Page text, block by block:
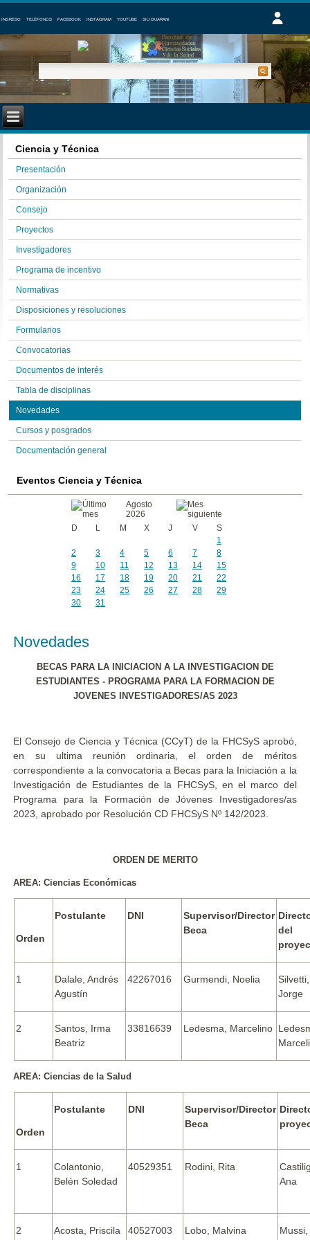
INGRESO TELÉFONOS FACEBOOK INSTAGRAM YOUTUBE SIU GUARANI
Ciencia y Técnica
Presentación
Organización
Consejo
Proyectos
Investigadores
Programa de incentivo
Normativas
Disposiciones y resoluciones
Formularios
Convocatorias
Documentos de interés
Tabla de disciplinas
Novedades
Cursos y posgrados
Documentación general
Eventos Ciencia y Técnica
Agosto
2026
D
L M X J V
S
1
2
3 4 5 6 7
8
9
10 11 12 13 14
15
16
17 18 19 20 21
22
23
24 25 26 27 28
29
30
31
Novedades
BECAS PARA LA INICIACION A LA INVESTIGACION DE
ESTUDIANTES - PROGRAMA PARA LA FORMACION DE
JOVENES INVESTIGADORES/AS 2023
El Consejo de Ciencia y Técnica (CCyT) de la FHCSyS aprobó,
en su ultima reunión ordinaria, el orden de méritos
correspondiente a la convocatoria a Becas para la Iniciación a la
Investigación de Estudiantes de la FHCSyS, en el marco del
Programa para la Formación de Jóvenes Investigadores/as
2023, aprobado por Resolución CD FHCSyS Nº 142/2023.
ORDEN DE MERITO
AREA: Ciencias Económicas
Orden
Postulante DNI
Supervisor/Director
Beca
del
1
Dalale, Andrés
Agustín
42267016 Gurmendi, Noelia
Silvetti,
Jorge
2
Santos, Irma
Beatriz
33816639 Ledesma, Marcelino
AREA: Ciencias de la Salud
Orden
Postulante DNI
Supervisor/Director
Beca
1
Colantonio,
Belén Soledad
40529351 Rodini, Rita
Ana
2 Acosta, Priscila 40527003 Lobo, Malvina